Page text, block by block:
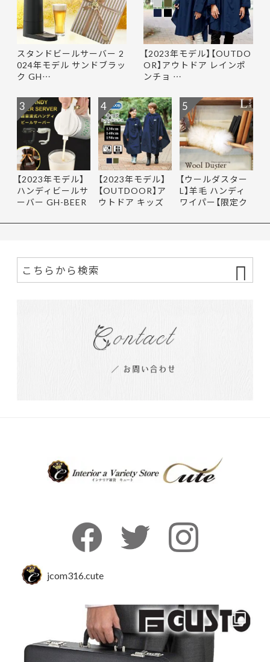
スタンドビールサーバー 2
024年モデル サンドブラッ
ク GH…
【2023年モデル】【OUTDO
OR】アウトドア レインポ
ンチョ …
【2023年モデル】
ハンディビールサ
ーバー GH-BEER
3
【2023年モデル】
【OUTDOOR】ア
ウトドア キッズ
4
【ウールダスター
L】羊毛 ハンディ
ワイパー【限定ク
5
jcom316.cute